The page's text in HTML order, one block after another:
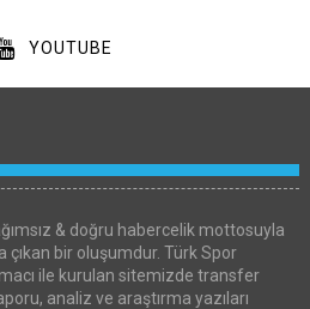
YOUTUBE
& doğru habercelik mottosuyla
çıkan bir oluşumdur. Türk Spor
ile kurulan sitemizde transfer
analiz ve araştırma yazıları